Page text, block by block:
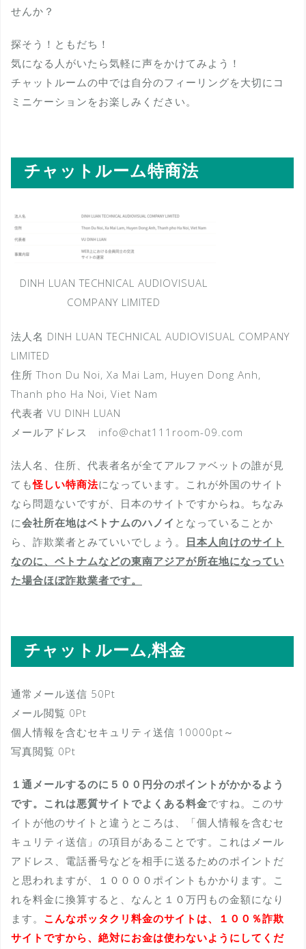
せんか？
探そう！ともだち！
気になる人がいたら気軽に声をかけてみよう！
チャットルームの中では自分のフィーリングを大切にコ
ミニケーションをお楽しみください。
チャットルーム特商法
DINH LUAN TECHNICAL AUDIOVISUAL
COMPANY LIMITED
法人名 DINH LUAN TECHNICAL AUDIOVISUAL COMPANY
LIMITED
住所 Thon Du Noi, Xa Mai Lam, Huyen Dong Anh,
Thanh pho Ha Noi, Viet Nam
代表者 VU DINH LUAN
メールアドレス info@chat111room-09.com
法人名、住所、代表者名が全てアルファベットの誰が見
ても怪しい特商法になっています。これが外国のサイト
なら問題ないですが、日本のサイトですからね。ちなみ
に会社所在地はベトナムのハノイ となっていることか
ら、詐欺業者とみていいでしょう。 日本人向けのサイト
なのに、ベトナムなどの東南アジアが所在地になってい
た場合ほぼ詐欺業者です。
チャットルーム,料金
通常メール送信 50Pt
メール閲覧 0Pt
個人情報を含むセキュリティ送信 10000pt～
写真閲覧 0Pt
１通メールするのに５００円分のポイントがかかるよう
です。これは悪質サイトでよくある料金ですね。このサ
イトが他のサイトと違うところは、「個人情報を含むセ
キュリティ送信」の項目があることです。これはメール
アドレス、電話番号などを相手に送るためのポイントだ
と思われますが、１００００ポイントもかかります。こ
れを料金に換算すると、なんと１０万円もの金額になり
ます。 こんなボッタクリ料金のサイトは、１００％詐欺
サイトですから、絶対にお金は使わないようにしてくだ